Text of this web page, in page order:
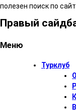
полезен поиск по
Правый
Меню
Турклуб